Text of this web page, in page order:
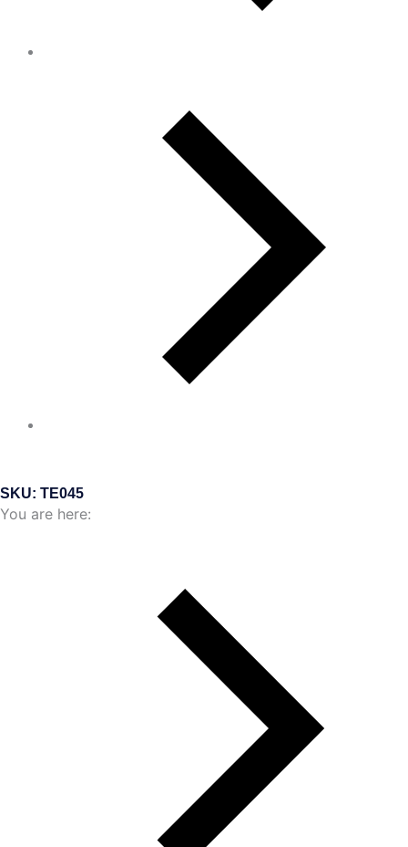
SKU: TE045
You are here: